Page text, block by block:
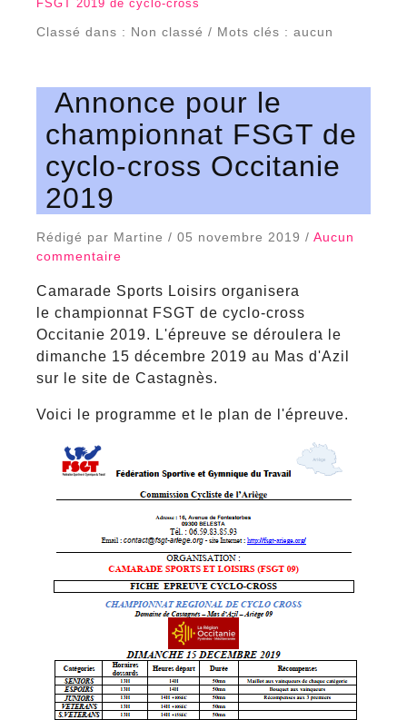
FSGT 2019 de cyclo-cross
Classé dans : Non classé / Mots clés : aucun
Annonce pour le
championnat FSGT de
cyclo-cross Occitanie
2019
Rédigé par Martine / 05 novembre 2019 / Aucun
commentaire
Camarade Sports Loisirs organisera
le championnat FSGT de cyclo-cross
Occitanie 2019. L'épreuve se déroulera le
dimanche 15 décembre 2019 au Mas d'Azil
sur le site de Castagnès.
Voici le programme et le plan de l'épreuve.